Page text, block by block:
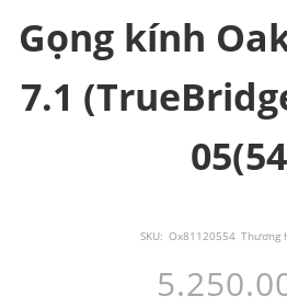
Gọng kính
7.1
SKU: Ox81120554 Thương